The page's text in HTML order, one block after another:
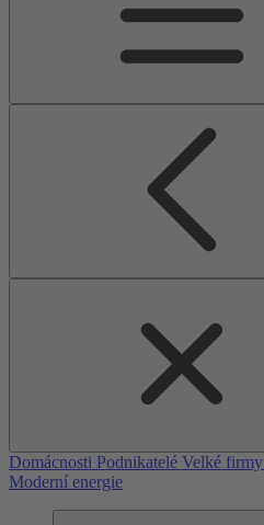
Domácnosti Podnikatelé Velké firmy
Moderní energie